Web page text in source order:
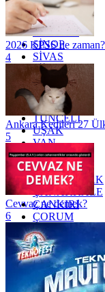
RİZE
SAKARYA
SAMSUN
SİNOP
SİVAS
SİİRT
TEKİRDAĞ
TOKAT
TRABZON
TUNCELİ
UŞAK
VAN
YALOVA
YOZGAT
ZONGULDAK
ÇANAKKALE
ÇANKIRI
ÇORUM
İSTANBUL
İZMİR
ŞANLIURFA
ŞIRNAK
2026 KPSS ne
4
Ankara Kedileri 27
5
Cevvaz ne demek?
6